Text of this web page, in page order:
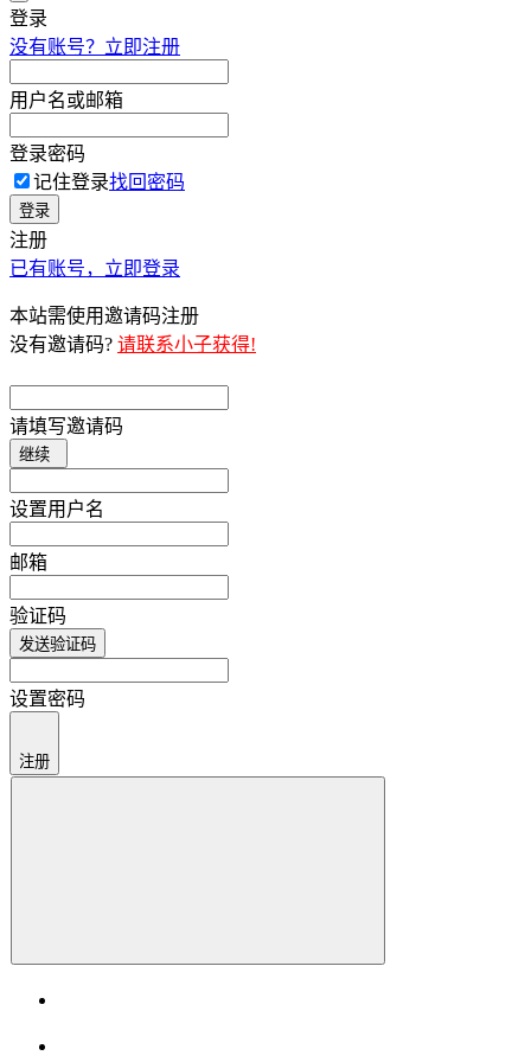
登录
没有账号？立即注册
用户名或邮箱
登录密码
记住登录找回密码
登录
注册
已有账号，立即登录
本站需使用邀请码注册
没有邀请码? 请联系小子获得!
请填写邀请码
继续
设置用户名
邮箱
验证码
发送验证码
设置密码
注册